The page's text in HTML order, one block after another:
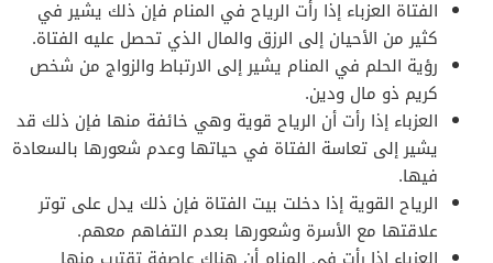
الفتاة العزباء إذا رأت الرياح في المنام فإن ذلك يشير في
كثير من الأحيان إلى الرزق والمال الذي تحصل عليه الفتاة.
رؤية الحلم في المنام يشير إلى الارتباط والزواج من شخص
كريم ذو مال ودين.
العزباء إذا رأت أن الرياح قوية وهي خائفة منها فإن ذلك قد
يشير إلى تعاسة الفتاة في حياتها وعدم شعورها بالسعادة
فيها.
الرياح القوية إذا دخلت بيت الفتاة فإن ذلك يدل على توتر
علاقتها مع الأسرة وشعورها بعدم التفاهم معهم.